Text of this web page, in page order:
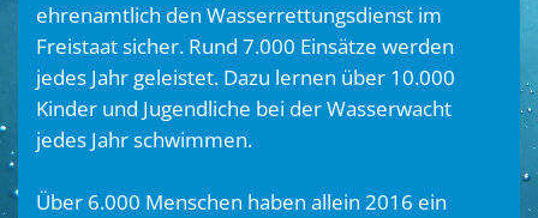
ehrenamtlich den Wasserrettungsdienst im
Freistaat sicher. Rund 7.000 Einsätze werden
jedes Jahr geleistet. Dazu lernen über 10.000
Kinder und Jugendliche bei der Wasserwacht
jedes Jahr schwimmen.
Über 6.000 Menschen haben allein 2016 ein